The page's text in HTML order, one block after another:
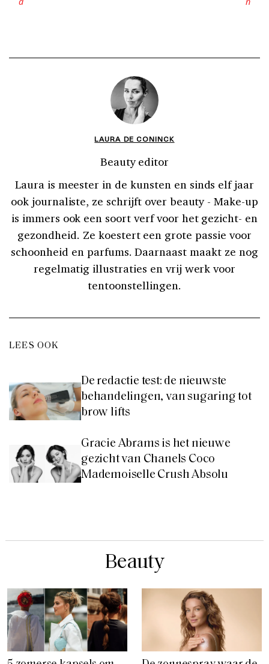
LAURA DE CONINCK
Beauty editor
Laura is meester in de kunsten en sinds elf jaar
ook journaliste, ze schrijft over beauty - Make-up
is immers ook een soort verf voor het gezicht- en
gezondheid. Ze koestert een grote passie voor
schoonheid en parfums. Daarnaast maakt ze nog
regelmatig illustraties en vrij werk voor
tentoonstellingen.
LEES OOK
De redactie test: de nieuwste
behandelingen, van sugaring tot
brow lifts
Gracie Abrams is het nieuwe
gezicht van Chanels Coco
Mademoiselle Crush Absolu
Beauty